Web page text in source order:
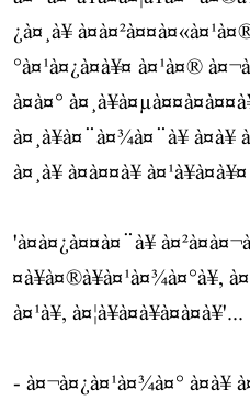
¿à¤¸à¥
°à¤¹à¤¿à¤à¥¤ à¤¹à¤®
à¤à¤°
à¤¸à¥à¤¨à¤¾à¤¨à¥
à¤¸à¥ à¤à¤¤à¥ à¤¹à¥à¤à¥¤
'à¤à¤¿à¤¤à¤¨à¥
¤à¥à¤®à¥à¤¹à¤¾à¤°à¥,
à¤¹à¥, à¤¦à¥à¤à¥à¤à¤à¥'...
- à¤¬à¤¿à¤¹à¤¾à¤° à¤à¥